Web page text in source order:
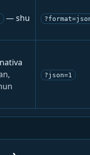
— shu
?json=1